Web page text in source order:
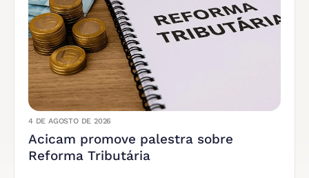
4 DE AGOSTO DE 2026
Acicam promove palestra sobre
Reforma Tributária